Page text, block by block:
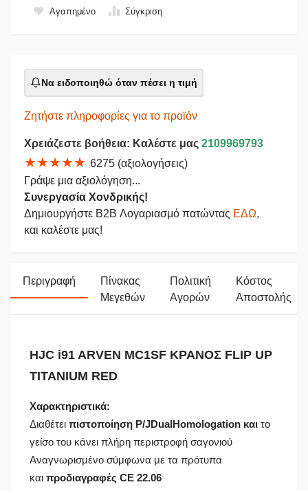
Αγαπημένο Σύγκριση
Να ειδοποιηθώ όταν πέσει η τιμή
Ζητήστε πληροφορίες για το προϊόν
Χρειάζεστε βοήθεια: Καλέστε μας 2109969793
★★★★★ 6275 (αξιολογήσεις)
Γράψε μια αξιολόγηση...
Συνεργασία Χονδρικής!
Δημιουργήστε B2B Λογαριασμό πατώντας ΕΔΩ,
και καλέστε μας!
Περιγραφή
Πίνακας
Μεγεθών
Πολιτική
Αγορών
Κόστος
Αποστολής
HJC i91 ARVEN MC1SF ΚΡΑΝΟΣ FLIP UP
TITANIUM RED
Χαρακτηριστικά:
Διαθέτει πιστοποίηση P/JDualHomologation και το
γείσο του κάνει πλήρη περιστροφή σαγονιού
Αναγνωρισμένο σύμφωνα με τα πρότυπα
και προδιαγραφές CE 22.06